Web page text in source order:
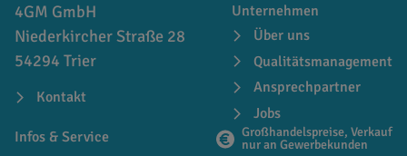
4GM GmbH
Niederkircher Straße 28
54294 Trier
Kontakt
Unternehmen
Über uns
Qualitätsmanagement
Ansprechpartner
Jobs
Infos & Service
Großhandelspreise, Verkauf
nur an Gewerbekunden